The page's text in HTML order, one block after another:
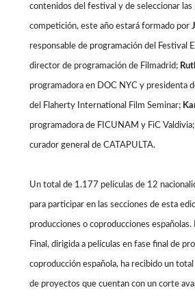
contenidos del festival y de seleccionar las
competición, este año estará formado por
responsable de programación del Festival
director de programación de Filmadrid;
programadora en DOC NYC y presidenta
del Flaherty International Film Seminar;
programadora de FICUNAM y FiC
curador general de CATAPULTA.
Un total de 1.177 películas de 12
para participar en las secciones de esta
producciones o coproducciones españolas.
Final, dirigida a películas en fase final de
coproducción española, ha recibido un
de proyectos que cuentan con un corte